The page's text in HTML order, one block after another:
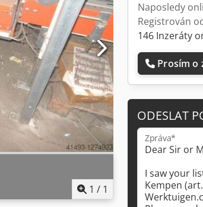
1 / 1
Naposledy
Registrován
146 Inzeráty
Prosím o
ODESLAT
Zpráva*